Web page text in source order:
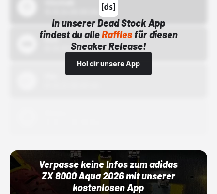
In unserer Dead Stock App
findest du alleRafflesfür diesen
Sneaker Release!
Hol dir unsere App
Bstn
01.10.22 00:00 Uhr
Verpasse keine Infos zum adidas
ZX 8000 Aqua 2026 mit unserer
kostenlosen App